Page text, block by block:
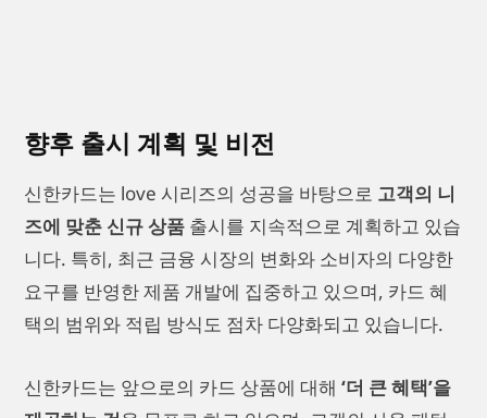
향후 출시 계획 및 비전
신한카드는 love 시리즈의 성공을 바탕으로 고객의 니
즈에 맞춘 신규 상품 출시를 지속적으로 계획하고 있습
니다. 특히, 최근 금융 시장의 변화와 소비자의 다양한
요구를 반영한 제품 개발에 집중하고 있으며, 카드 혜
택의 범위와 적립 방식도 점차 다양화되고 있습니다.
신한카드는 앞으로의 카드 상품에 대해 ‘더 큰 혜택’을